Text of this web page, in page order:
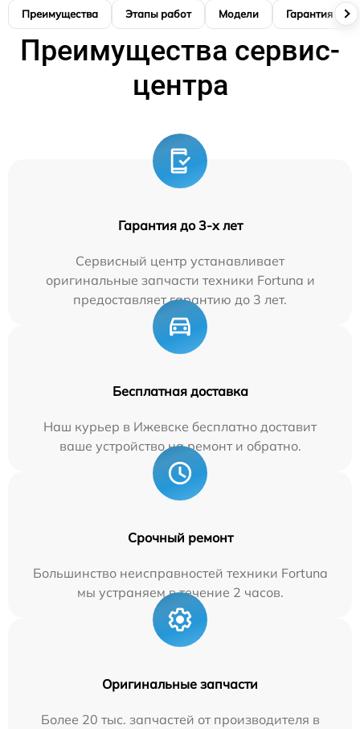
Преимущества Этапы работ Модели Гарантия
Преимущества сервис-
центра
Гарантия до 3-х лет
Сервисный центр устанавливает
оригинальные запчасти техники Fortuna и
предоставляет гарантию до 3 лет.
Бесплатная доставка
Наш курьер в Ижевске бесплатно доставит
ваше устройство на ремонт и обратно.
Срочный ремонт
Большинство неисправностей техники Fortuna
мы устраняем в течение 2 часов.
Оригинальные запчасти
Более 20 тыс. запчастей от производителя в